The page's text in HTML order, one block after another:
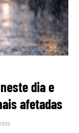
dia e
afetadas